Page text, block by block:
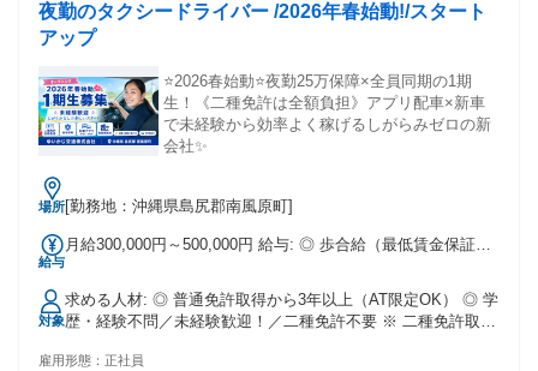
の⁉️ 🎓 最初の2か月は研修期間 ニッケン・リース独自の教育
プログラム 🔹機械の名前 🔹使い方 🔹点検の方法 🔹安全な作
事はしません☺️ 先輩と一緒に作業しながら 「できた😊」を少
しずつ増やしていきます✨ 分からないことは、いつでも聞い
てOK‼️ 1日の流れ 🕖8:00 ／ 朝礼・出庫準備・接客 今日出て
いく機械を確認。 来店されたお客様の対応。 翌日以降の機械
場完備なので、車で出る人も。 🕐13:00 ／ 入庫点検・整備 戻
手で直せる範囲は自分で。 手に負えない故障はメンテナンス
すが、月平均20時間程度。夕方には家に帰れます。 🚀 キャリ
アもいろいろ 「この仕事、向いてるかも‼️」 そう思ったら、
ンタル受付・配車・手配 👨‍💼 👩‍💼リーダー・管理職 あなた
夜勤のタクシードライバー /2026年春始動!/スタート
アップ
⭐️2026春始動⭐️夜勤25万保障×全員同期の1期
生！《二種免許は全額負担》アプリ配車×新車
で未経験から効率よく稼げるしがらみゼロの新
会社✨
場所[勤務地：沖縄県島尻郡南風原町]
給与
月給300,000円～500,000円 給与: ◎ 歩合給（最低賃金保証あ
について〉 ◎昼勤20万円 ◎夜勤25万円 →歩合制のため、30
万円以上の収入を安定して稼ぐことができます。
対象
求める人材: ◎ 普通免許取得から3年以上（AT限定OK） ◎ 学
歴・経験不問／未経験歓迎！／二種免許不要 ※ 二種免許取得
雇用形態： 正社員